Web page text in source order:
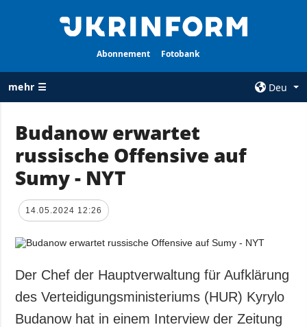
Abonnement Fotobank
mehr ☰
Deu
ALLE
RUBRIKEN
Krieg
Wiederaufbau
Politik
Wirtschaft
Militär
Gesellschaft und
AGENTUR
Politik zur
und zum Schutz
personenbezogener
Daten
Budanow erwartet
russische Offensive auf
Sumy - NYT
14.05.2024 12:26
Der Chef der Hauptverwaltung für Aufklärung
des Verteidigungsministeriums (HUR) Kyrylo
Budanow hat in einem Interview der Zeitung